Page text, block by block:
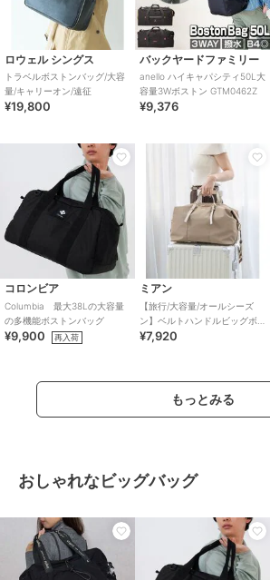
ロウェル シングス
トラベルボストンバッグ/大容
量/キャリーオン/遠征
¥19,800
バックヤードファミリー
anello ハイキャパシティ50L大
容量3Wボストン GTM0462Z
¥9,376
コロンビア
Columbia 最大38Lの大容量
の多機能ボストンバッグ
¥9,900 再入荷
ミアン
【旅行/大容量/オールシーズ
ン】ベルトハンドルビッグボ
ストンバッグ
¥7,920
もっとみる
おしゃれなビッグバッグ